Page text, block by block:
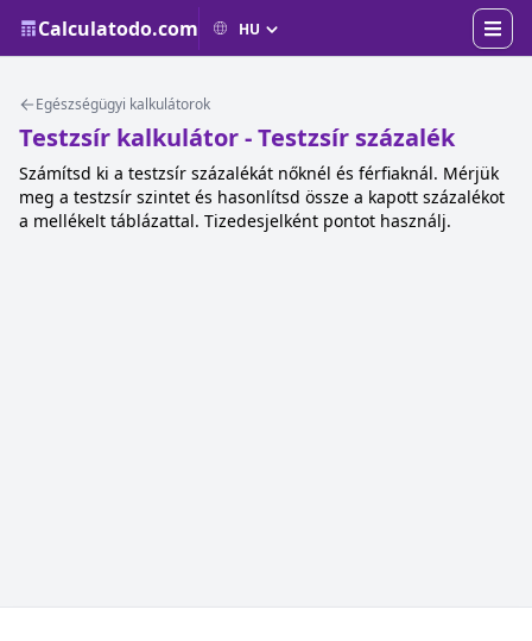
Calculatodo.com
Egészségügyi kalkulátorok
Testzsír kalkulátor - Testzsír százalék
Számítsd ki a testzsír százalékát nőknél és férfiaknál. Mérjük
meg a testzsír szintet és hasonlítsd össze a kapott százalékot
a mellékelt táblázattal. Tizedesjelként pontot használj.